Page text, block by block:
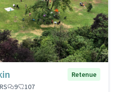
Retenue
9 107